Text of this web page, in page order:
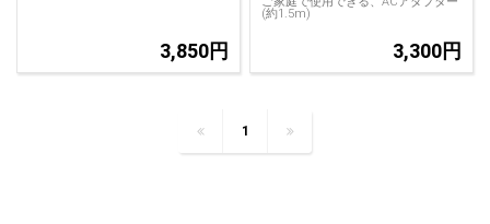
3,850円
(約1.5m)
3,300円
1